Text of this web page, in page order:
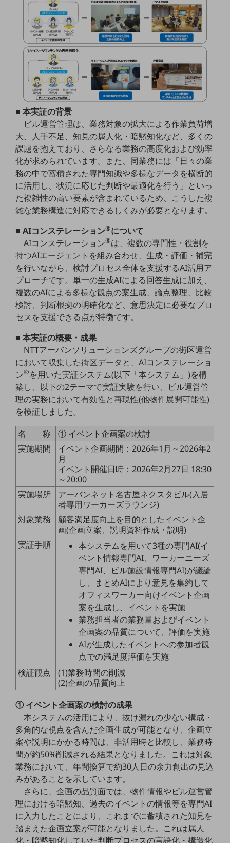
運用管理
業務支援・マーケティング
災害対策・BCP
課題・ニーズで探す
課題・ニーズで探すTOP
コミュニケーション・情報共有
マーケティング
業務効率化
災害対策
職場環境整備
地域共創・地方創生
セキュリティ対策
遠隔監視
顧客体験（CX）改善
自動化・省電化
人材不足解消
業種・業態で探す
業種・業態で探すTOP
自治体
一次産業
医療・介護
モビリティ
製造・建設業
小売業
法人向けスマホ・携帯に関する、
おすすめの機種、料金やサービスをご紹介
製品TOP
ビジネス向けスマートフォン
IOT完了済みメーカーブランド製品
料金TOP
ドコモBiz データ無制限 ドコモ MAX ドコモ mini ドコモBiz かけ放題
ケータイプラン
5Gデータプラス
データプラス
IoT向け回線料金
home5Gプラン
モバイルサービス
端末の一元管理
■ 本実証の背景
ビル運営管理は、業務対象の拡大による作業負荷増
大、人手不足、知見の属人化・暗黙知化など、多くの
課題を抱えており、さらなる業務の高度化および効率
化が求められています。また、同業務には「日々の業
務の中で蓄積された専門知識や多様なデータを横断的
に活用し、状況に応じた判断や最適化を行う」といっ
た複雑性の高い要素が含まれているため、こうした複
雑な業務構造に対応できるしくみが必要となります。
■ AIコンステレーション®について
AIコンステレーション®は、複数の専門性・役割を
持つAIエージェントを組み合わせ、生成・評価・補完
を行いながら、検討プロセス全体を支援するAI活用ア
プローチです。単一の生成AIによる回答生成に加え、
複数のAIによる多様な観点の案生成、論点整理、比較
検討、判断根拠の明確化など、意思決定に必要なプロ
セスを支援できる点が特徴です。
■ 本実証の概要・成果
NTTアーバンソリューションズグループの街区運営
において収集した街区データと、AIコンステレーショ
ン®を用いた実証システム(以下「本システム」)を構
築し、以下の2テーマで実証実験を行い、ビル運営管
理の実務において有効性と再現性(他物件展開可能性)
を検証しました。
名 称
① イベント企画案の検討
実施期間
イベント企画期間：2026年1月～2026年2
月
イベント開催日時：2026年2月27日 18:30
～20:00
実施場所
アーバンネット名古屋ネクスタビル(入居
者専用ワーカーズラウンジ)
対象業務
顧客満足度向上を目的としたイベント企
画(企画立案、説明資料作成・説明)
実証手順
本システムを用いて3種の専門AI(イ
ベント情報専門AI、ワーカーニーズ
専門AI、ビル施設情報専門AI)が議論
し、まとめAIにより意見を集約して
オフィスワーカー向けイベント企画
案を生成し、イベントを実施
業務担当者の業務量およびイベント
企画案の品質について、評価を実施
AIが生成したイベントへの参加者観
点での満足度評価を実施
検証観点
(1)業務時間の削減
(2)企画の品質向上
① イベント企画案の検討の成果
本システムの活用により、抜け漏れの少ない構成・
多角的な視点を含んだ企画生成が可能となり、企画立
案や説明にかかる時間は、非活用時と比較し、業務時
間が約50%削減される結果となりました。これは対象
業務において、年間換算で約30人日の余力創出の見込
みがあることを示しています。
さらに、企画の品質面では、物件情報やビル運営管
理における暗黙知、過去のイベントの情報等を専門AI
に入力したことにより、これまでに蓄積された知見を
踏まえた企画立案が可能となりました。これは属人
化・暗黙知化していた判断プロセスの言語化・構造化